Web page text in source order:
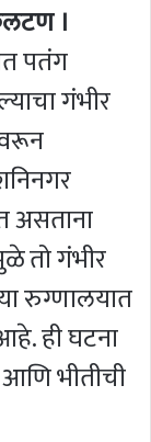
।
पतंग
गंभीर
असताना
तो गंभीर
रुग्णालयात
ही घटना
भीतीची